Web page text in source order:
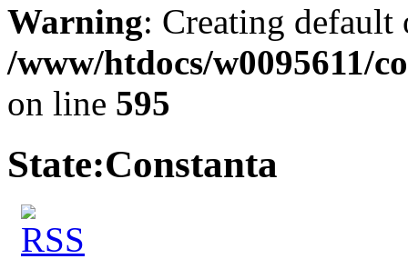
Warning: Creating
/www/htdocs/w0095611/
on line 595
State:Constanta